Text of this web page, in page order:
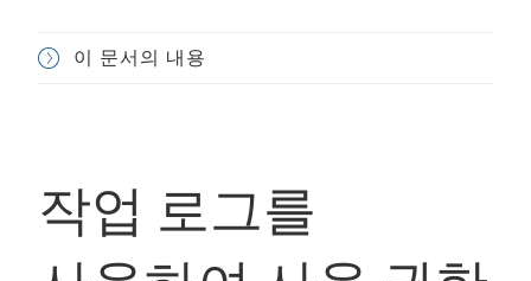
이 문서의 내용
작업 로그를